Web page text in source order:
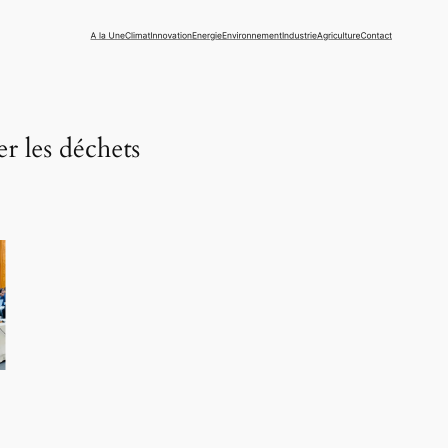
A la UneClimatInnovationEnergieEnvironnementIndustrieAgricultureContact
les déchets